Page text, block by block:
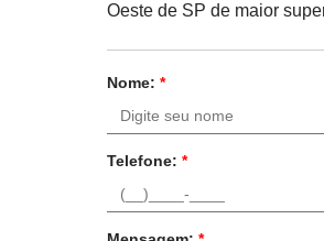
Oeste de SP de maior
Nome:*
Telefone:*